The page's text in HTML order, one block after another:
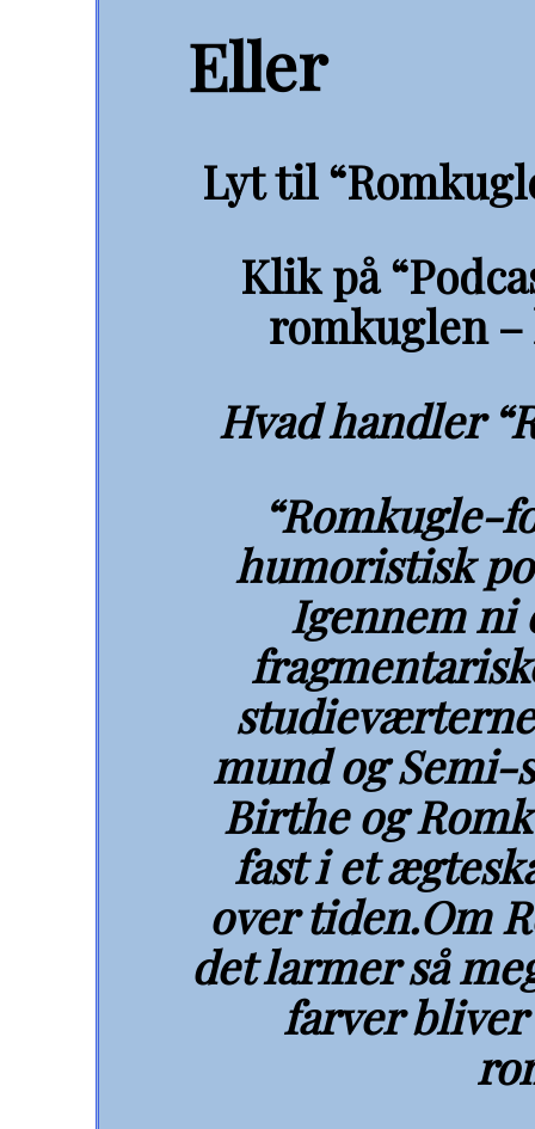
Eller
Lyt til
Klik på
romkuglen
Hvad handler
“Romkugle-
humoristisk
Igennem ni
mund og Semi-
Birthe og
fast i et
over tiden.Om
det larmer så
farver